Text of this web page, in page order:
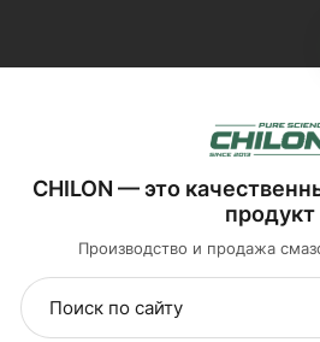
CHILON — это
продукт
Производство и продажа